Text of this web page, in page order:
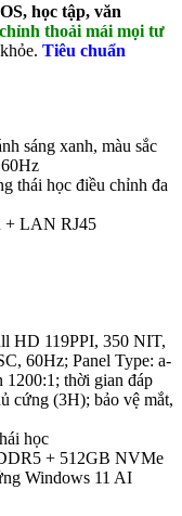
học tập, văn
thoải mái mọi tư
Tiêu chuẩn
sáng xanh, màu sắc
thái học điều chỉnh đa
+ LAN RJ45
HD 119PPI, 350 NIT,
60Hz; Panel Type: a-
thời gian đáp
cứng (3H); bảo vệ mắt,
học
+ 512GB NVMe
Windows 11 AI